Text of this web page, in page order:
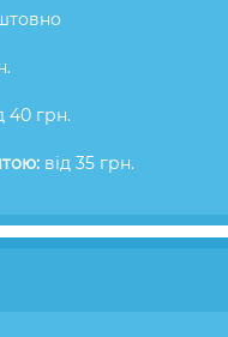
40 грн.
від 35 грн.